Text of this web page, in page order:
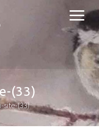
(33)
site-(33)